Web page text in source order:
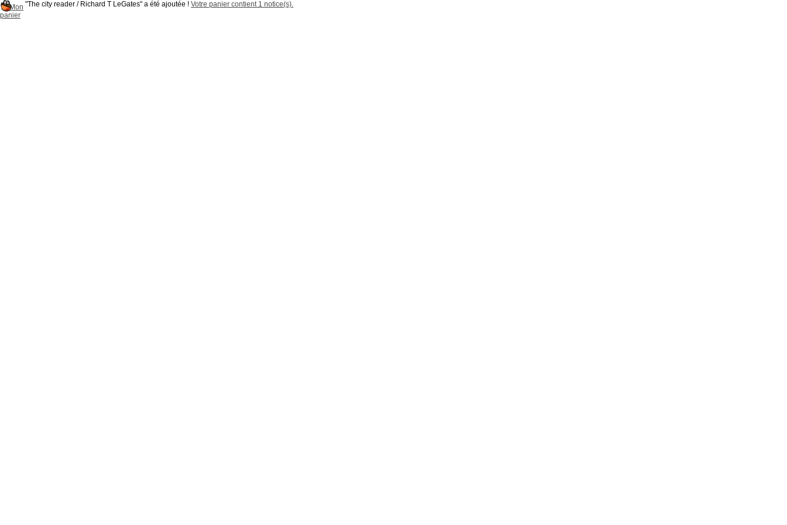
Mon
panier
"The city reader / Richard T LeGates" a été ajoutée ! Votre panier contient 1 notice(s).